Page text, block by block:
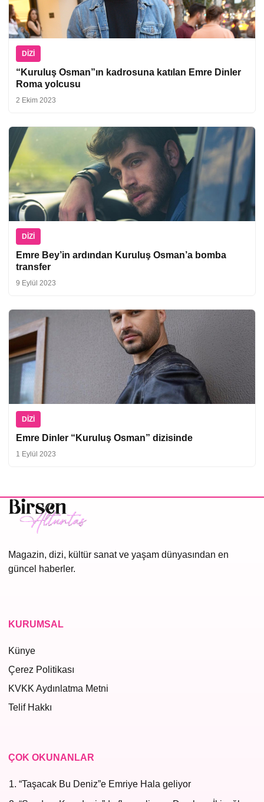
DIZI
“Kuruluş Osman”ın kadrosuna katılan Emre Dinler
Roma yolcusu
2 Ekim 2023
DIZI
Emre Bey’in ardından Kuruluş Osman’a bomba
transfer
9 Eylül 2023
DIZI
Emre Dinler “Kuruluş Osman” dizisinde
1 Eylül 2023
Magazin, dizi, kültür sanat ve yaşam dünyasından en
güncel haberler.
KURUMSAL
Künye
Çerez Politikası
KVKK Aydınlatma Metni
Telif Hakkı
ÇOK OKUNANLAR
“Taşacak Bu Deniz”e Emriye Hala geliyor